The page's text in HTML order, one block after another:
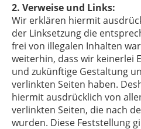
2. Verweise und Links:
Wir erklären hiermit
der Linksetzung die
frei von illegalen Inhalten
weiterhin, dass wir keinerlei
und zukünftige Gestaltung
verlinkten Seiten haben.
hiermit ausdrücklich von
verlinkten Seiten, die nach
wurden. Diese Feststellung